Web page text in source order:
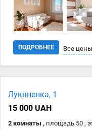
ПОДРОБНЕЕ Все цены
06.04
Лукяненка, 1
15 000 UAH
2 комнаты , площадь 50 ,